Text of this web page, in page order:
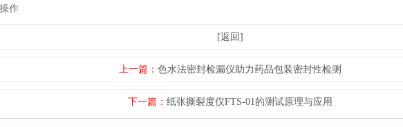
作
[返回]
上一篇： 色水法密封检漏仪助力药品包装密封性检测
下一篇： 纸张撕裂度仪FTS-01的测试原理与应用